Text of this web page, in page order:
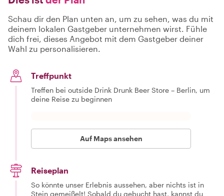
Schau dir den Plan unten an, um zu sehen, was du mit
deinem lokalen Gastgeber unternehmen wirst. Fühle
dich frei, dieses Angebot mit dem Gastgeber deiner
Wahl zu personalisieren.
Treffpunkt
Treffen bei outside Drink Drunk Beer Store – Berlin, um
deine Reise zu beginnen
Auf Maps ansehen
Reiseplan
So könnte unser Erlebnis aussehen, aber nichts ist in
Stein gemeißelt! Sobald du gebucht hast, kannst du